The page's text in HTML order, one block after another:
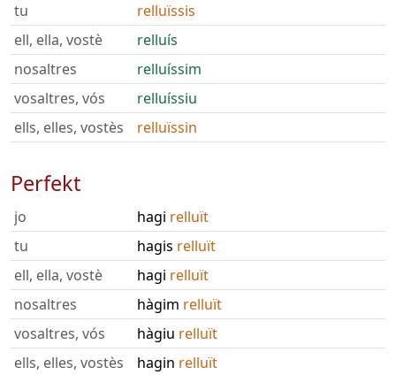
tu
relluïssis
ell, ella, vostè
relluís
nosaltres
relluíssim
vosaltres, vós
relluíssiu
ells, elles, vostès
relluïssin
Perfekt
jo hagi relluït
tu
hagis relluït
ell, ella, vostè
hagi relluït
nosaltres
hàgim relluït
vosaltres, vós
hàgiu relluït
ells, elles, vostès
hagin relluït